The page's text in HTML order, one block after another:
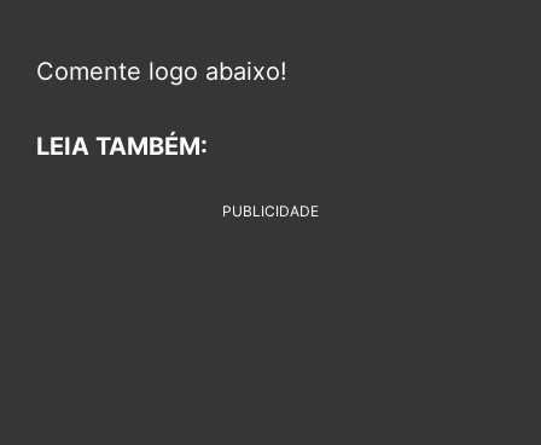
Comente logo abaixo!
LEIA TAMBÉM:
PUBLICIDADE